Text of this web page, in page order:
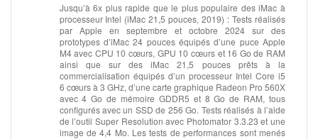
Jusqu’à 6x plus rapide que le plus populaire des iMac à
processeur Intel (iMac 21,5 pouces, 2019) : Tests réalisés
par Apple en septembre et octobre 2024 sur des
prototypes d’iMac 24 pouces équipés d’une puce Apple
M4 avec CPU 10 cœurs, GPU 10 cœurs et 16 Go de RAM
ainsi que sur des iMac 21,5 pouces prêts à la
commercialisation équipés d’un processeur Intel Core i5
6 cœurs à 3 GHz, d’une carte graphique Radeon Pro 560X
avec 4 Go de mémoire GDDR5 et 8 Go de RAM, tous
configurés avec un SSD de 256 Go. Tests réalisés à l’aide
de l’outil Super Resolution avec Photomator 3.3.23 et une
image de 4,4 Mo. Les tests de performances sont menés